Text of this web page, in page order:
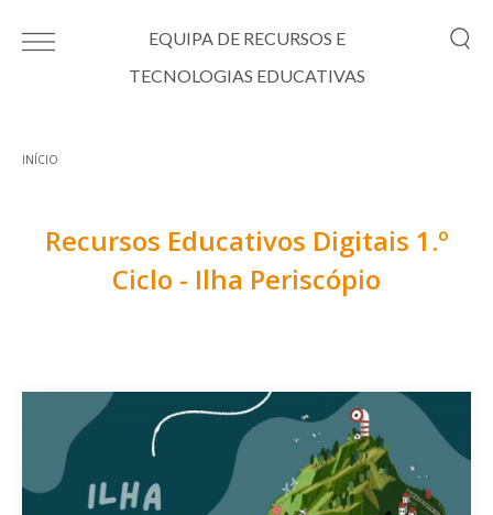
EQUIPA DE RECURSOS E
TECNOLOGIAS EDUCATIVAS
INÍCIO
Recursos Educativos Digitais 1.º
Ciclo - Ilha Periscópio